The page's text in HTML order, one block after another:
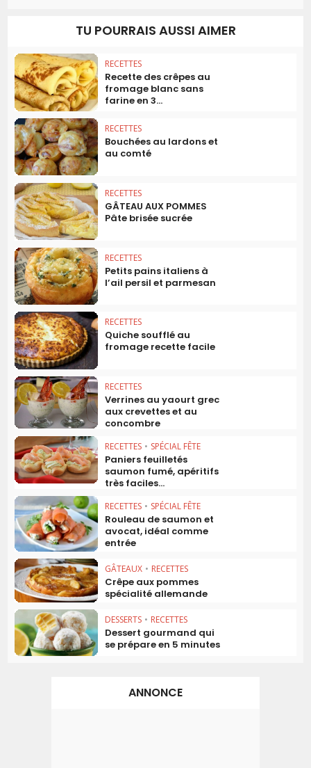
TU POURRAIS AUSSI AIMER
RECETTES
Recette des crêpes au
fromage blanc sans
farine en 3...
RECETTES
Bouchées au lardons et
au comté
RECETTES
GÂTEAU AUX POMMES
Pâte brisée sucrée
RECETTES
Petits pains italiens à
l’ail persil et parmesan
RECETTES
Quiche soufflé au
fromage recette facile
RECETTES
Verrines au yaourt grec
aux crevettes et au
concombre
RECETTES • SPÉCIAL FÊTE
Paniers feuilletés
saumon fumé, apéritifs
très faciles...
RECETTES • SPÉCIAL FÊTE
Rouleau de saumon et
avocat, idéal comme
entrée
GÂTEAUX • RECETTES
Crêpe aux pommes
spécialité allemande
DESSERTS • RECETTES
Dessert gourmand qui
se prépare en 5 minutes
ANNONCE